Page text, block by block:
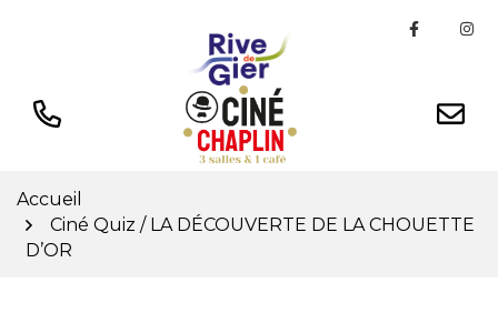
Lien
Accueil
Ciné Quiz / LA DÉCOUVERTE DE LA CHOUETTE
D’OR